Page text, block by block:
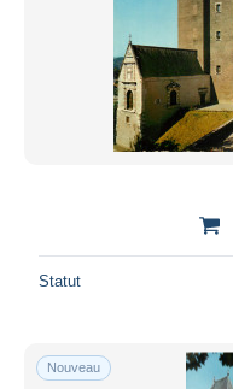
Statut
Nouveau